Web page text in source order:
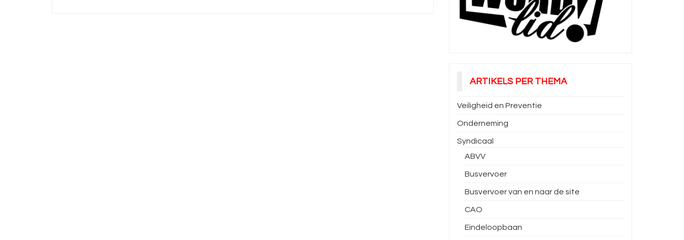
ARTIKELS PER THEMA
Veiligheid en Preventie
Onderneming
Syndicaal
ABVV
Busvervoer
Busvervoer van en naar de site
CAO
Eindeloopbaan